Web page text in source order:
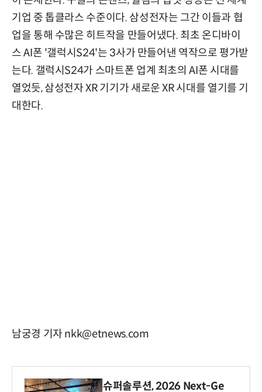
기업 중 톱클라스 수준이다. 삼성전자는 그간 이들과 협
업을 통해 수많은 히트작을 만들어냈다. 최초 온디바이
스 AI폰 '갤럭시S24'는 3사가 만들어낸 역작으로 평가받
는다. 갤럭시S24가 스마트폰 업계 최초의 AI폰 시대를
열었듯, 삼성전자 XR 기기가 새로운 XR 시대를 열기를 기
대한다.
남궁경 기자 nkk@etnews.com
슈퍼솔루션, 2026 Next-Ge